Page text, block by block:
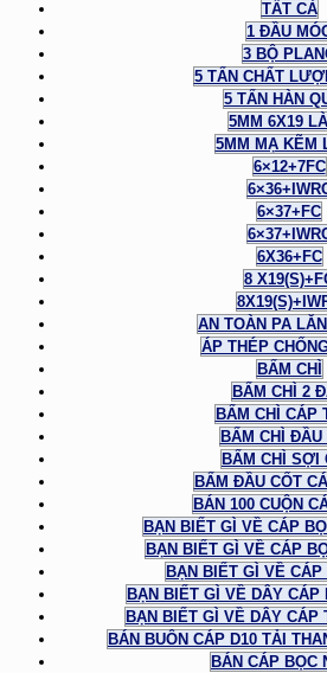
TẤT CẢ
1 ĐẦU
3 BỘ
5 TẤN CHẤT
5 TẤN HÀN
5MM 6X19
5MM MẠ KẼM
6×12+7FC
6×37+FC
6X36+FC
8
AN TOÀN PA
ÁP THÉP
BẤM CHÌ
BẤM CHÌ 2
BẤM CHÌ CÁP
BẤM CHÌ ĐẦU
BẤM CHÌ SỢI
BẤM ĐẦU CỐT
BÁN 100 CUỘN
BẠN BIẾT GÌ VỀ CÁP
BẠN BIẾT GÌ VỀ CÁP
BẠN BIẾT GÌ VỀ CÁP
BẠN BIẾT GÌ VỀ DÂY CÁP
BẠN BIẾT GÌ VỀ DÂY CÁP
BÁN BUÔN CÁP D10 TẢI
BÁN CÁP BỌC